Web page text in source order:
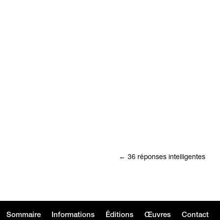
← 36 réponses intelligentes
Sommaire Informations Éditions Œuvres Contact